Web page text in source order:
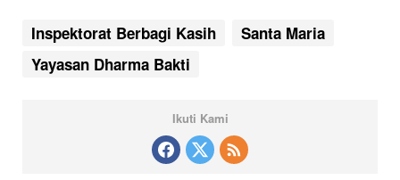
Inspektorat Berbagi Kasih
Santa Maria
Yayasan Dharma Bakti
Ikuti Kami